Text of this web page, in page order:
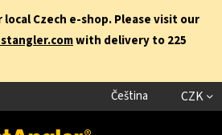
local Czech e-shop. Please visit our
with delivery to 225
Čeština CZK